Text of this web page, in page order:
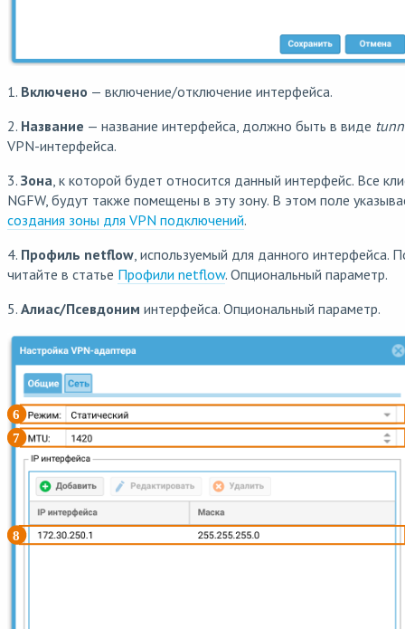
1. Включено — включение/отключение интерфейса.
2. Название — название интерфейса, должно быть в виде
VPN-интерфейса.
3. Зона, к которой будет относится данный интерфейс. Все
NGFW, будут также помещены в эту зону. В этом поле
создания зоны для VPN подключений.
4. Профиль netflow, используемый для данного
читайте в статье Профили netflow. Опциональный параметр.
5. Алиас/Псевдоним интерфейса. Опциональный параметр.